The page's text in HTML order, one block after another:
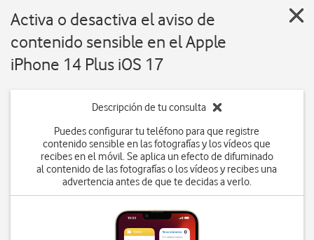
Activa o desactiva el aviso de
contenido sensible en el Apple
iPhone 14 Plus iOS 17
Descripción de tu consulta
Puedes configurar tu teléfono para que registre
contenido sensible en las fotografías y los vídeos que
recibes en el móvil. Se aplica un efecto de difuminado
al contenido de las fotografías o los vídeos y recibes una
advertencia antes de que te decidas a verlo.